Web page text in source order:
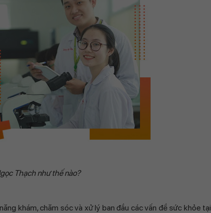
Thạch như thế nào?
khám, chăm sóc và xử lý ban đầu các vấn đề sức khỏe tại